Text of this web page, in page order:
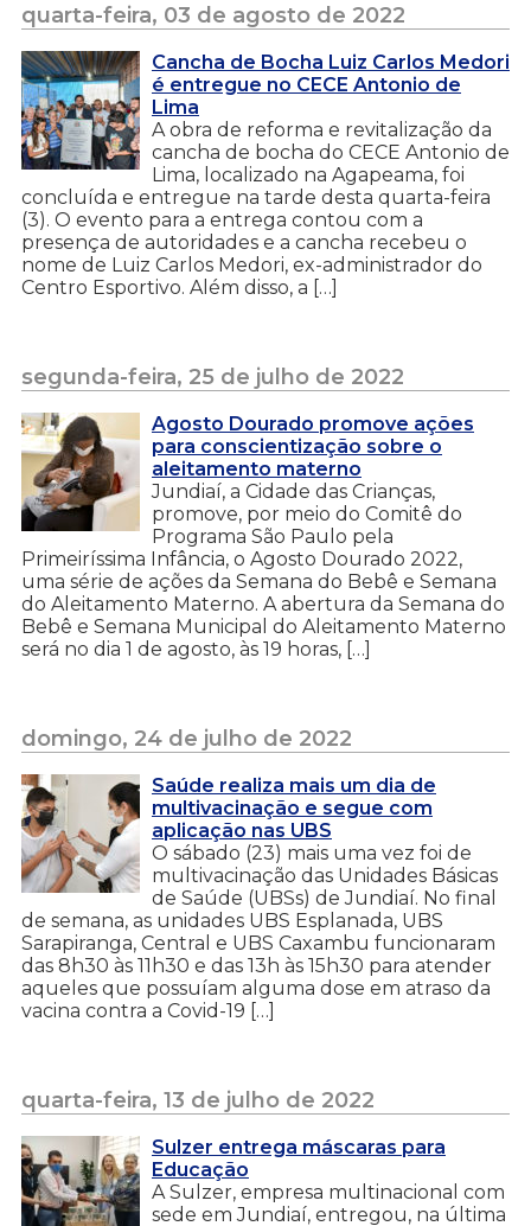
quarta-feira, 03 de agosto de 2022
Cancha de Bocha Luiz Carlos Medori
é entregue no CECE Antonio de
Lima
A obra de reforma e revitalização da
cancha de bocha do CECE Antonio de
Lima, localizado na Agapeama, foi
concluída e entregue na tarde desta quarta-feira
(3). O evento para a entrega contou com a
presença de autoridades e a cancha recebeu o
nome de Luiz Carlos Medori, ex-administrador do
Centro Esportivo. Além disso, a […]
segunda-feira, 25 de julho de 2022
Agosto Dourado promove ações
para conscientização sobre o
aleitamento materno
Jundiaí, a Cidade das Crianças,
promove, por meio do Comitê do
Programa São Paulo pela
Primeiríssima Infância, o Agosto Dourado 2022,
uma série de ações da Semana do Bebê e Semana
do Aleitamento Materno. A abertura da Semana do
Bebê e Semana Municipal do Aleitamento Materno
será no dia 1 de agosto, às 19 horas, […]
domingo, 24 de julho de 2022
Saúde realiza mais um dia de
multivacinação e segue com
aplicação nas UBS
O sábado (23) mais uma vez foi de
multivacinação das Unidades Básicas
de Saúde (UBSs) de Jundiaí. No final
de semana, as unidades UBS Esplanada, UBS
Sarapiranga, Central e UBS Caxambu funcionaram
das 8h30 às 11h30 e das 13h às 15h30 para atender
aqueles que possuíam alguma dose em atraso da
vacina contra a Covid-19 […]
quarta-feira, 13 de julho de 2022
Sulzer entrega máscaras para
Educação
A Sulzer, empresa multinacional com
sede em Jundiaí, entregou, na última